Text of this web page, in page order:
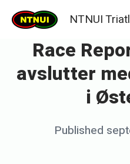
Skip
content
NTNUI
Race
avslutter
i
Posted
Published